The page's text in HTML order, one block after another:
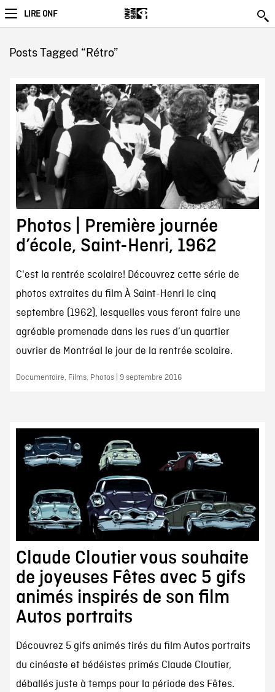
LIRE ONF
Posts Tagged “Rétro”
Photos | Première journée
d’école, Saint-Henri, 1962
C'est la rentrée scolaire! Découvrez cette série de
photos extraites du film À Saint-Henri le cinq
septembre (1962), lesquelles vous feront faire une
agréable promenade dans les rues d’un quartier
ouvrier de Montréal le jour de la rentrée scolaire.
Documentaire, Films, Photos | 9 septembre 2016
Claude Cloutier vous souhaite
de joyeuses Fêtes avec 5 gifs
animés inspirés de son film
Autos portraits
Découvrez 5 gifs animés tirés du film Autos portraits
du cinéaste et bédéistes primés Claude Cloutier,
déballés juste à temps pour la période des Fêtes.